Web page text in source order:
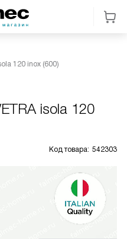
120 inox (600)
isola 120
Код товара: 542303